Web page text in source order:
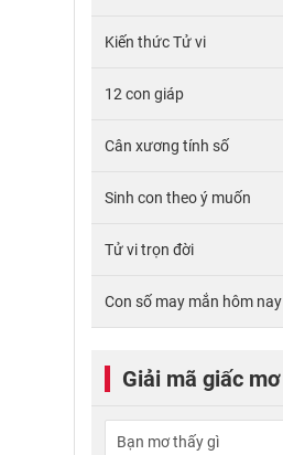
Kiến thức Tử vi
12 con giáp
Cân xương tính số
Sinh con theo ý muốn
Tử vi trọn đời
Con số may mắn hôm nay
Giải mã giấc mơ